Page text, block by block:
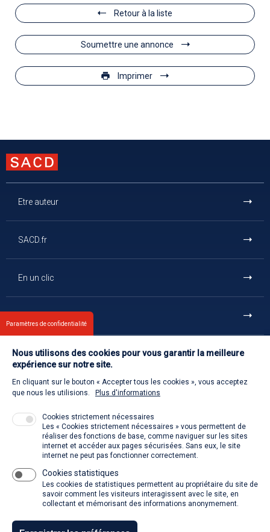
Retour à la liste
Soumettre une annonce
Imprimer
Etre auteur
SACD.fr
En un clic
La SACD partout, quand vous voulez
Contact
Retour à l'accueil
Venir à la SACD
Paramètres de confidentialité
Nous utilisons des cookies pour vous garantir la meilleure
expérience sur notre site.
En cliquant sur le bouton « Accepter tous les cookies », vous acceptez
que nous les utilisions.
Plus d'informations
Cookies strictement nécessaires
Les « Cookies strictement nécessaires » vous permettent de
réaliser des fonctions de base, comme naviguer sur les sites
internet et accéder aux pages sécurisées. Sans eux, le site
internet ne peut pas fonctionner correctement.
Cookies statistiques
Les cookies de statistiques permettent au propriétaire du site de
savoir comment les visiteurs interagissent avec le site, en
collectant et mémorisant des informations anonymement.